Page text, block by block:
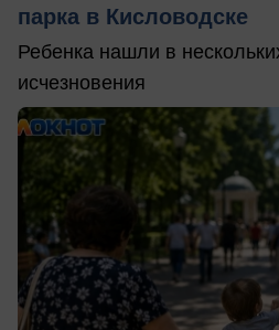
парка в Кисловодске
Ребенка нашли в
исчезновения